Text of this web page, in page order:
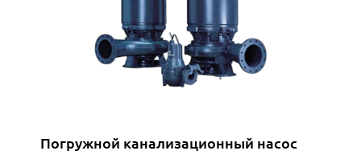
Погружной канализационный насос